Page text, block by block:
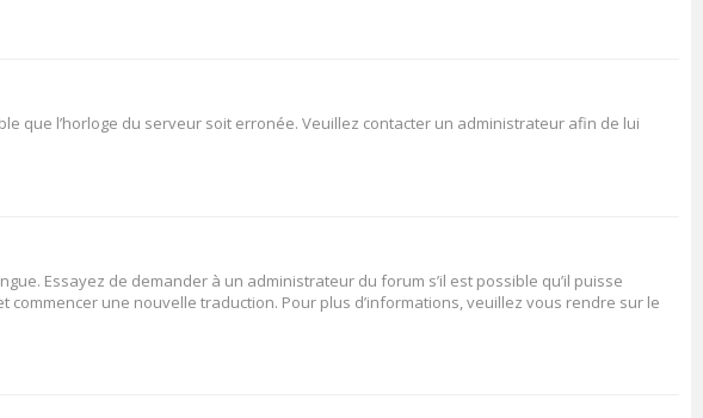
que l’horloge du serveur soit erronée. Veuillez contacter un administrateur afin de lui
Essayez de demander à un administrateur du forum s’il est possible qu’il puisse
une nouvelle traduction. Pour plus d’informations, veuillez vous rendre sur le